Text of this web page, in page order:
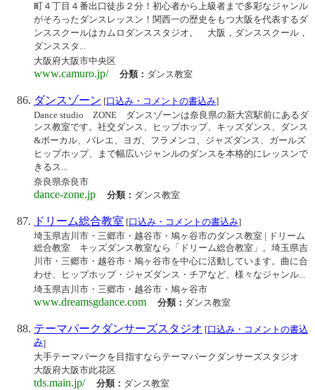
町４丁目４番出口徒歩２分！初心者から上級者まで多彩なジャンル
がそろったダンスレッスン！関西一の歴史をもつ大阪を代表するダ
ンススクールはカムロダンススタジオ。 大阪，ダンススクール，
ダンススタ...
大阪府大阪市中央区
www.camuro.jp/ 分類： ダンス教室
ダンスゾーン [口込み・コメントの書込み]
Dance studio ZONE ダンスゾーンは奈良県の新大宮駅前にあるダ
ンス教室です。社交ダンス、ヒップホップ、キッズダンス、ダンス
&ボーカル、バレエ、ヨガ、フラメンコ、ジャズダンス、ガールズ
ヒップホップ、まで幅広いジャンルのダンスを本格的にレッスンで
きるス...
奈良県奈良市
dance-zone.jp 分類： ダンス教室
ドリーム総合教室 [口込み・コメントの書込み]
埼玉県吉川市・三郷市・越谷市・鳩ヶ谷市のダンス教室 | ドリーム
総合教室 キッズダンス教室なら「ドリーム総合教室」。埼玉県吉
川市・三郷市・越谷市・鳩ヶ谷市を中心に活動しています。曲に合
わせ、ヒップホップ・ジャズダンス・チアなど、様々なジャンル...
埼玉県吉川市・三郷市・越谷市・鳩ヶ谷市
www.dreamsgdance.com 分類： ダンス教室
テーマパークダンサーズスタジオ [口込み・コメントの書込
み]
大手テーマパークを目指すならテーマパークダンサーズスタジオ
大阪府大阪市此花区
tds.main.jp/ 分類： ダンス教室